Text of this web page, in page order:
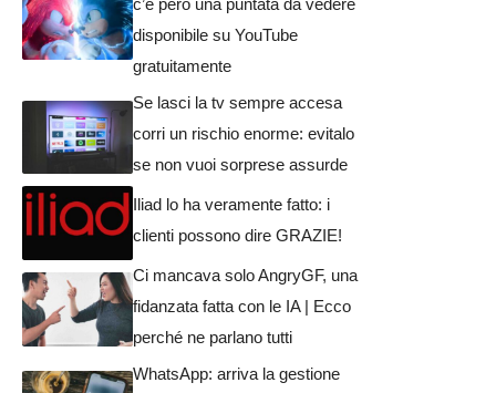
c’è però una puntata da vedere
disponibile su YouTube
gratuitamente
Se lasci la tv sempre accesa
corri un rischio enorme: evitalo
se non vuoi sorprese assurde
Iliad lo ha veramente fatto: i
clienti possono dire GRAZIE!
Ci mancava solo AngryGF, una
fidanzata fatta con le IA | Ecco
perché ne parlano tutti
WhatsApp: arriva la gestione